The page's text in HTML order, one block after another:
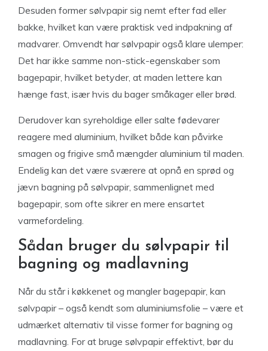
Desuden former sølvpapir sig nemt efter fad eller
bakke, hvilket kan være praktisk ved indpakning af
madvarer. Omvendt har sølvpapir også klare ulemper:
Det har ikke samme non-stick-egenskaber som
bagepapir, hvilket betyder, at maden lettere kan
hænge fast, især hvis du bager småkager eller brød.
Derudover kan syreholdige eller salte fødevarer
reagere med aluminium, hvilket både kan påvirke
smagen og frigive små mængder aluminium til maden.
Endelig kan det være sværere at opnå en sprød og
jævn bagning på sølvpapir, sammenlignet med
bagepapir, som ofte sikrer en mere ensartet
varmefordeling.
Sådan bruger du sølvpapir til
bagning og madlavning
Når du står i køkkenet og mangler bagepapir, kan
sølvpapir – også kendt som aluminiumsfolie – være et
udmærket alternativ til visse former for bagning og
madlavning. For at bruge sølvpapir effektivt, bør du